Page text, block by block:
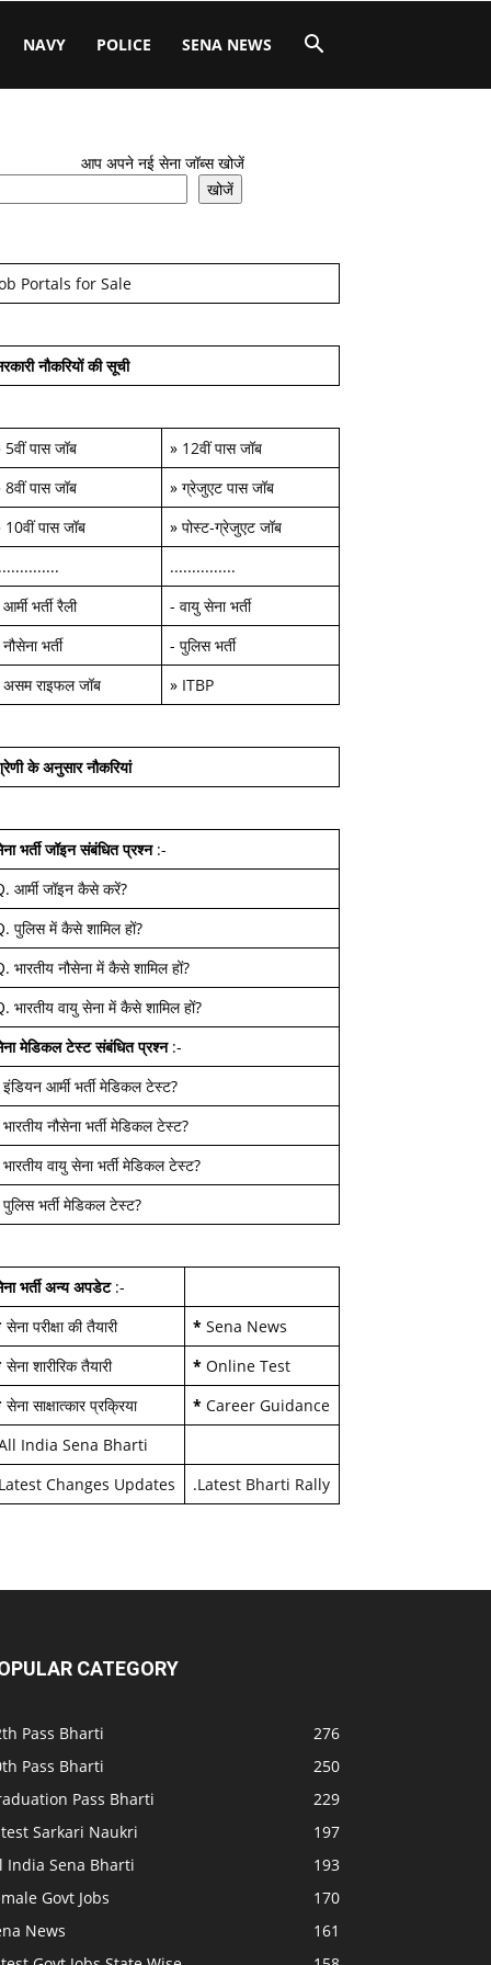
NAVY POLICE SENA NEWS
आप अपने नई सेना जॉब्स खोजें
खोजें
Portals for Sale
नौकरियों की सूची
5वीं पास जॉब » 12वीं पास जॉब
8वीं पास जॉब » ग्रेजुएट पास जॉब
10वीं पास जॉब » पोस्ट-ग्रेजुएट जॉब
...............
आर्मी भर्ती रैली - वायु सेना भर्ती
नौसेना भर्ती - पुलिस भर्ती
असम राइफल जॉब » ITBP
के अनुसार नौकरियां
भर्ती जॉइन संबंधित प्रश्न:-
आर्मी जॉइन कैसे करें?
पुलिस में कैसे शामिल हों?
भारतीय नौसेना में कैसे शामिल हों?
भारतीय वायु सेना में कैसे शामिल हों?
मेडिकल टेस्ट संबंधित प्रश्न:-
इंडियन आर्मी भर्ती मेडिकल टेस्ट?
भारतीय नौसेना भर्ती मेडिकल टेस्ट?
भारतीय वायु सेना भर्ती मेडिकल टेस्ट?
पुलिस भर्ती मेडिकल टेस्ट?
भर्ती अन्य अपडेट:-
सेना परीक्षा की तैयारी * Sena News
सेना शारीरिक तैयारी * Online Test
सेना साक्षात्कार प्रक्रिया * Career Guidance
India Sena Bharti
Latest Changes Updates .Latest Bharti Rally
CATEGORY
Pass Bharti
276
Pass Bharti
250
Pass Bharti
229
Sarkari Naukri
197
India Sena Bharti
193
Govt Jobs
170
News
161